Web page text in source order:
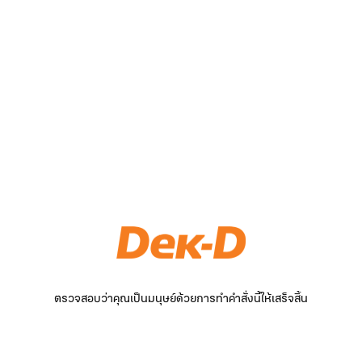
ตรวจสอบว่าคุณเป็นมนุษย์ด้วยการทำคำสั่งนี้ให้เสร็จสิ้น